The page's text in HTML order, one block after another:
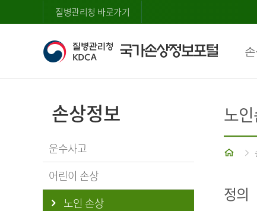
질병관리청 바로가기
손상정보
운수사고
어린이 손상
노인 손상
노
홈
정의